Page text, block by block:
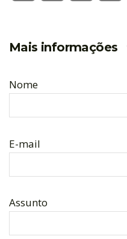
Mais informações
Nome
E-mail
Assunto